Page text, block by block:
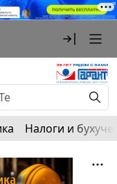
Налоги и